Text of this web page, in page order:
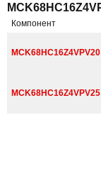
Компонент
MCK68HC16Z4VPV20
MCK68HC16Z4VPV25